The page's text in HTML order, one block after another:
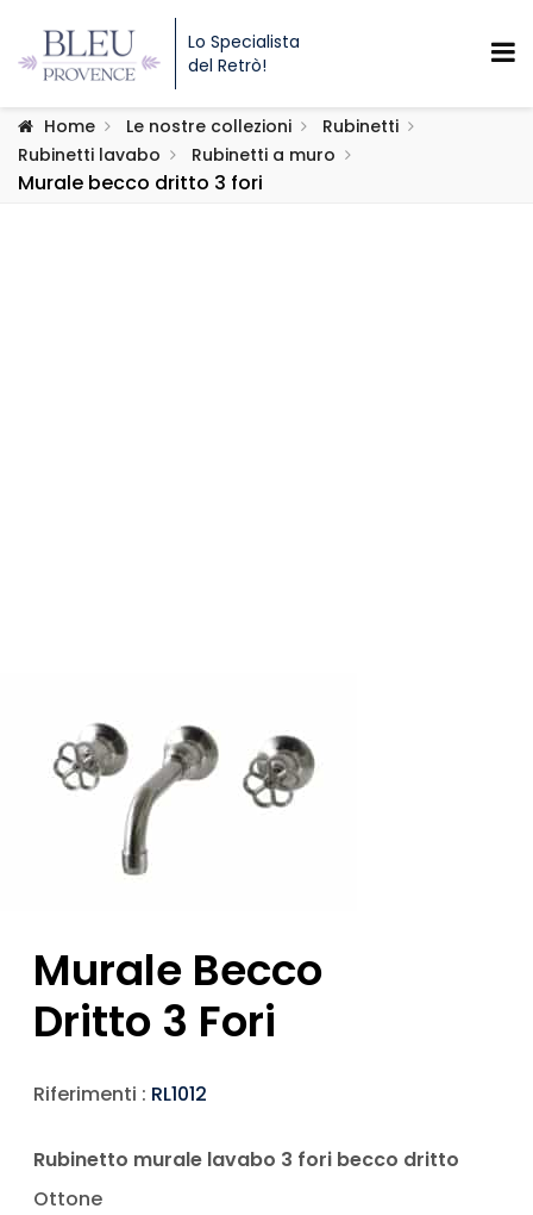
Lo Specialista
del Retrò!
Home Le nostre collezioni
Rubinetti
Rubinetti lavabo
Rubinetti a muro
Murale becco dritto 3 fori
Murale Becco
Dritto 3 Fori
Riferimenti : RL1012
Rubinetto murale lavabo 3 fori becco dritto
Ottone